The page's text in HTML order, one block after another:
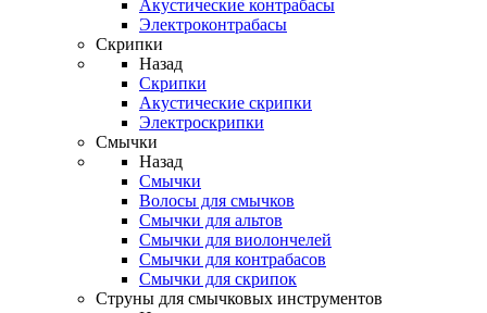
Акустические контрабасы
Электроконтрабасы
Скрипки
Назад
Скрипки
Акустические скрипки
Электроскрипки
Смычки
Назад
Смычки
Волосы для смычков
Смычки для альтов
Смычки для виолончелей
Смычки для контрабасов
Смычки для скрипок
Струны для смычковых инструментов